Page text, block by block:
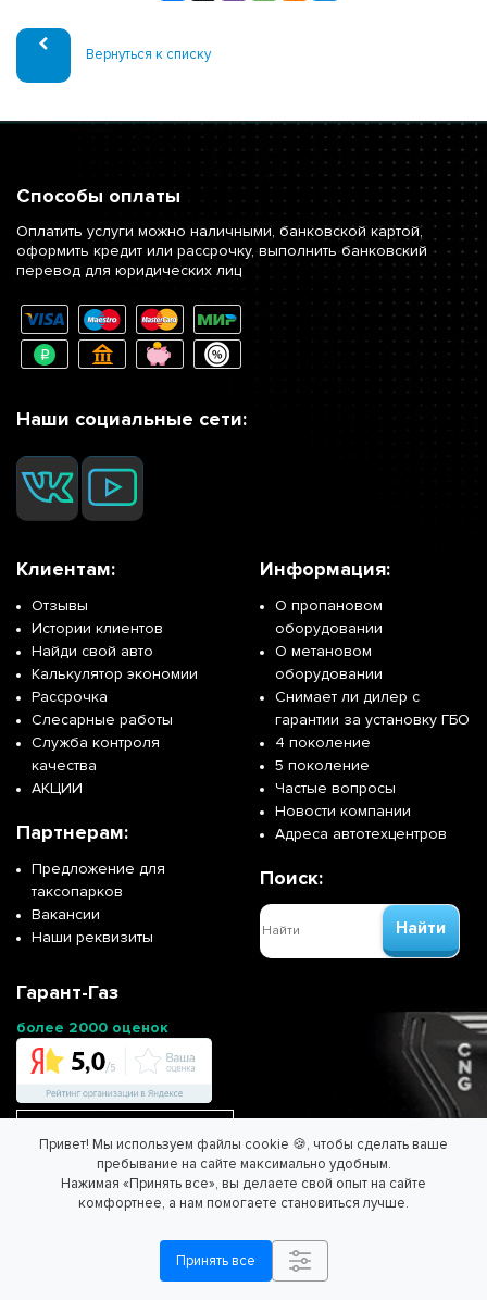
Привет! Мы используем файлы cookie 🍪, чтобы сделать ваше
пребывание на сайте максимально удобным.
Нажимая «Принять все», вы делаете свой опыт на сайте
комфортнее, а нам помогаете становиться лучше.
Принять все
Вернуться к списку
Способы оплаты
Оплатить услуги можно наличными, банковской картой,
оформить кредит или рассрочку, выполнить банковский
перевод для юридических лиц
Наши социальные сети:
Клиентам:
Отзывы
Истории клиентов
Найди свой авто
Калькулятор экономии
Рассрочка
Слесарные работы
Служба контроля
качества
АКЦИИ
Партнерам:
Предложение для
таксопарков
Вакансии
Наши реквизиты
Информация:
О пропановом
оборудовании
О метановом
оборудовании
Снимает ли дилер с
гарантии за установку ГБО
4 поколение
5 поколение
Частые вопросы
Новости компании
Адреса автотехцентров
Поиск:
Найти
Гарант-Газ
более 2000 оценок
ООО "ГАРАНТ-ГАЗ" - Спасем планету вместе!
Согласие на обработку персональных данных/
обработки персональных данных.